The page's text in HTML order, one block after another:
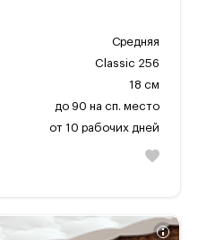
Средняя
Classic 256
18 см
до 90 на сп. место
от 10 рабочих дней